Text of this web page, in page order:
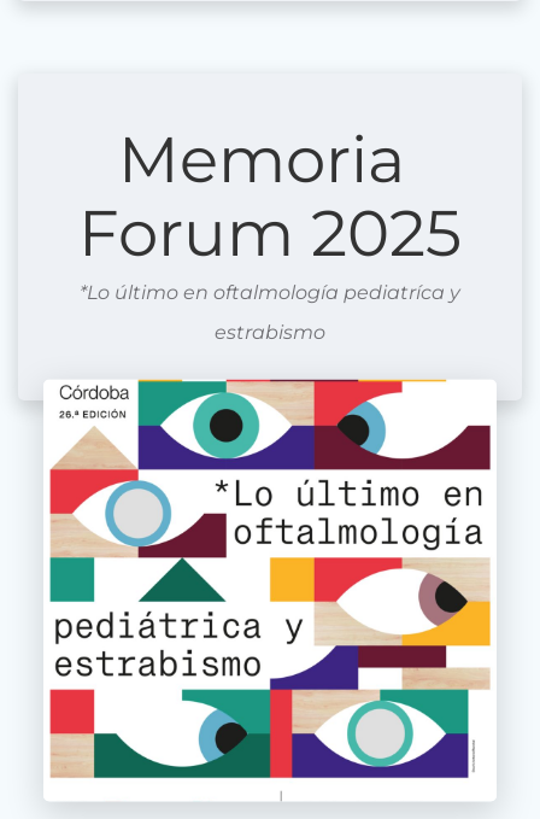
Memoria
Forum 2025
*Lo último en oftalmología pediatríca y
estrabismo